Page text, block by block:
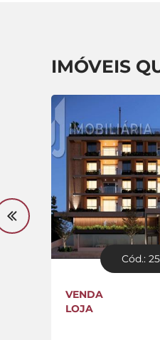
IMÓVEIS
Cód.:
VENDA
LOJA